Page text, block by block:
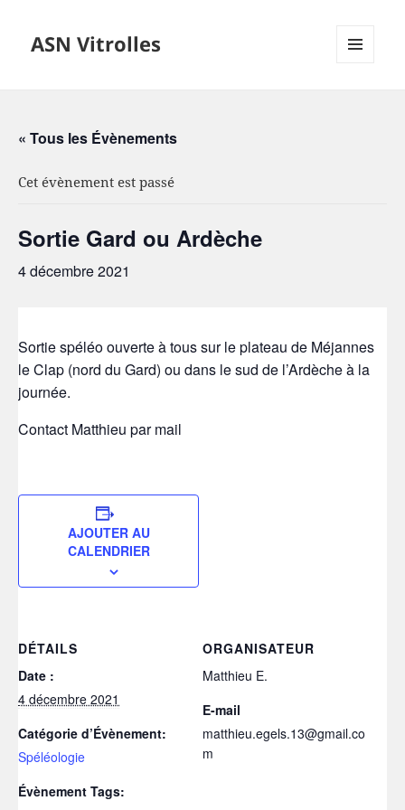
ASN Vitrolles
« Tous les Évènements
Cet évènement est passé
Sortie Gard ou Ardèche
4 décembre 2021
Sortie spéléo ouverte à tous sur le plateau de Méjannes
le Clap (nord du Gard) ou dans le sud de l’Ardèche à la
journée.
Contact Matthieu par mail
AJOUTER AU
CALENDRIER
DÉTAILS
Date :
4 décembre 2021
Catégorie d’Évènement:
Spéléologie
Évènement Tags:
ORGANISATEUR
Matthieu E.
E-mail
matthieu.egels.13@gmail.co
m